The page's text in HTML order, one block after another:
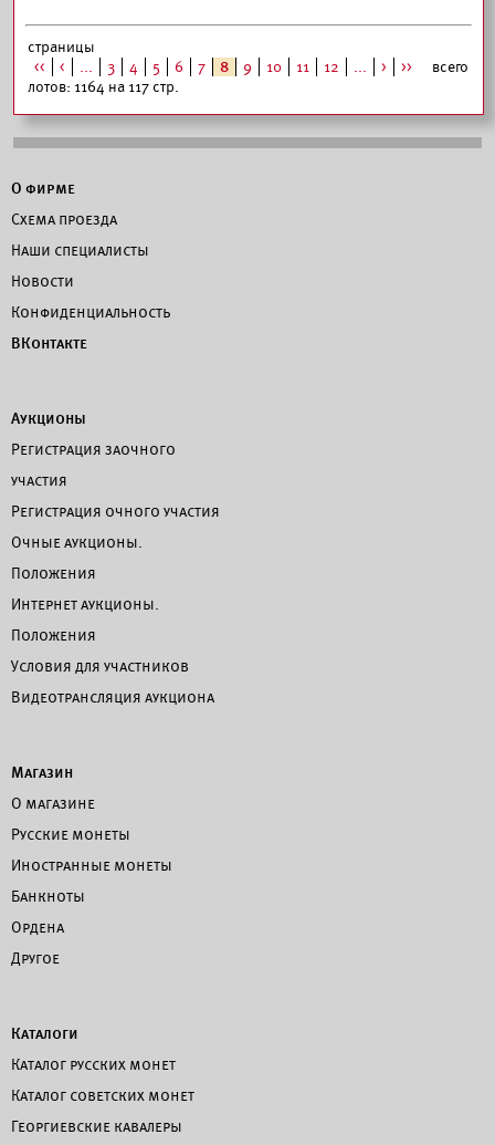
страницы
<<
< ... 3 4 5 6 7 8 9 10 11 12 ... > >>
всего
лотов: 1164 на 117 стр.
О фирме
Схема проезда
Наши специалисты
Новости
Конфиденциальность
ВКонтакте
Аукционы
Регистрация заочного
участия
Регистрация очного участия
Очные аукционы.
Положения
Интернет аукционы.
Положения
Условия для участников
Видеотрансляция аукциона
Магазин
О магазине
Русские монеты
Иностранные монеты
Банкноты
Ордена
Другое
Каталоги
Каталог русских монет
Каталог советских монет
Георгиевские кавалеры